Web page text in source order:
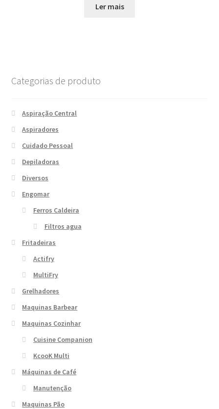
Ler mais
Categorias de produto
Aspiração Central
Aspiradores
Cuidado Pessoal
Depiladoras
Diversos
Engomar
Ferros Caldeira
Filtros agua
Fritadeiras
Actifry
MultiFry
Grelhadores
Maquinas Barbear
Maquinas Cozinhar
Cuisine Companion
KcooK Multi
Máquinas de Café
Manutenção
Maquinas Pão